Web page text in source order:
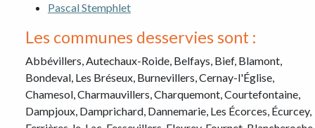
Pascal Stemphlet
Les communes desservies sont :
Abbévillers, Autechaux-Roide, Belfays, Bief, Blamont,
Bondeval, Les Bréseux, Burnevillers, Cernay-l'Église,
Chamesol, Charmauvillers, Charquemont, Courtefontaine,
Dampjoux, Damprichard, Dannemarie, Les Écorces, Écurcey,